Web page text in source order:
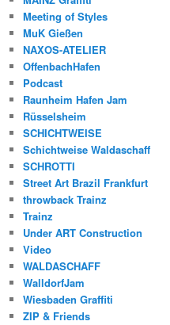
Meeting of Styles
MuK Gießen
NAXOS-ATELIER
OffenbachHafen
Podcast
Raunheim Hafen Jam
Rüsselsheim
SCHICHTWEISE
Schichtweise Waldaschaff
SCHROTTI
Street Art Brazil Frankfurt
throwback Trainz
Trainz
Under ART Construction
Video
WALDASCHAFF
WalldorfJam
Wiesbaden Graffiti
ZIP & Friends